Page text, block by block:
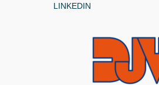
LINKEDIN